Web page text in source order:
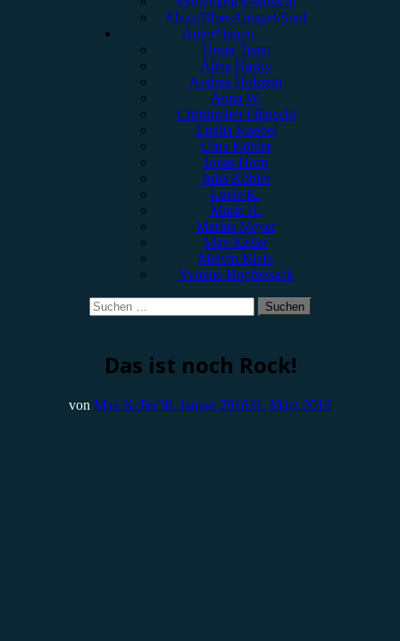
#Jazz/Blues/Gospel/Soul
Autor*innen
Unser Team
Alina Hasky
Andrea Holstein
Anna W.
Christopher Filipecki
Emilia Knebel
Gina Köhler
Jonas Horn
Julia Köhler
Lucie K.
Marie H.
Marius Meyer
Max Keller
Melvin Klein
Yvonne Hopfensack
Suchen
nach:
Das ist noch Rock!
von Max Keller30. Januar 201631. März 2016